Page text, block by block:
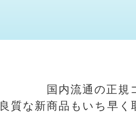
国内流通の正規
良質な新商品もいち早く